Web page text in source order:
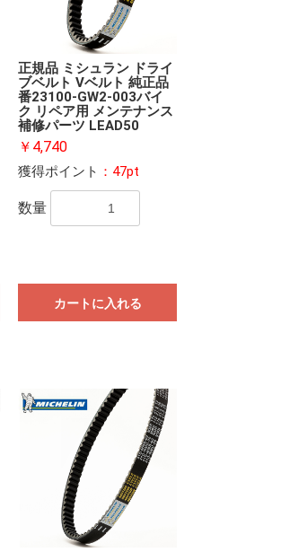
正規品 ミシュラン ドライ
ブベルト Vベルト 純正品
番23100-GW2-003バイ
ク リペア用 メンテナンス
補修パーツ LEAD50
￥4,740
獲得ポイント ：47pt
数量
カートに入れる